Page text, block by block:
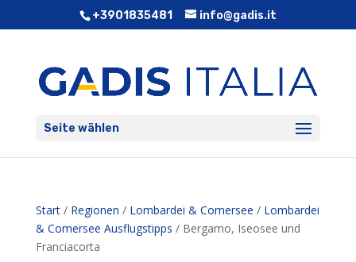
+3901835481 info@gadis.it
Seite wählen
Start/ Regionen / Lombardei & Comersee / Lombardei
& Comersee Ausflugstipps / Bergamo, Iseosee und
Franciacorta